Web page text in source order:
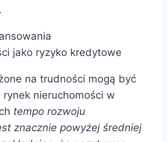
na trudności mogą być
nieruchomości w
tempo rozwoju
znacznie powyżej średniej